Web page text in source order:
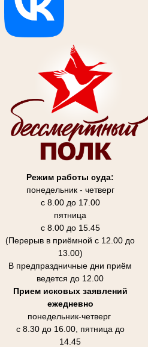
Режим работы суда:
понедельник - четверг
с 8.00 до 17.00
пятница
с 8.00 до 15.45
(Перерыв в приёмной с 12.00 до
13.00)
В предпраздничные дни приём
ведется до 12.00
Прием исковых заявлений
ежедневно
понедельник-четверг
с 8.30 до 16.00, пятница до
14.45